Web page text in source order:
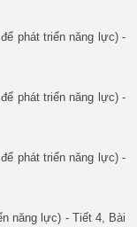
phát triển năng lực) -
phát triển năng lực) -
phát triển năng lực) -
năng lực) - Tiết 4, Bài